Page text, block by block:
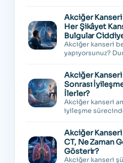
Akciğer Kanseri
Her Şikâyet
Bulgular
Akciğer kanseri
yapıyorsunuz?
Akciğer Kanseri
Sonrası
İlerler?
Akciğer kanseri
iyileşme
Akciğer
CT, Ne Zaman
Gösterir?
Akciğer kanseri